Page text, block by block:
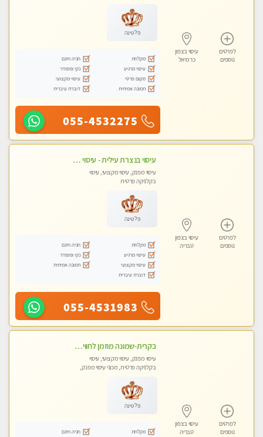
לפרטים
נוספים
עיסוי בצפון
כרמיאל
פלטינה
מקלחת
חניה חינם
עיסוי מרגיע
נקי ומסודר
מקום פרטי
עיסוי מקצועי
תמונה אמיתית
דוברת עיברית
055-4532275
לפרטים
נוספים
עיסוי בצפון
טבריה
עיסוי בנצרת עילית - עיסוי מפנק מרגיע ושקט במקום מדהים עיסוי מושקע מאוד
עיסוי מפנק, עיסוי מקצועי, עיסוי
בקלניקה פרטית
פלטינה
מקלחת
חניה חינם
עיסוי מרגיע
נקי ומסודר
עיסוי מקצועי
תמונה אמיתית
דוברת עיברית
055-4531983
לפרטים
נוספים
עיסוי בצפון
טבריה
בקרית-שמונה מוזמן לחוויה בלתי נשכחת מעסה איכותית מקצועית ומפנקת- ללא מין !!
עיסוי מפנק, עיסוי מקצועי, עיסוי
בקלניקה פרטית, מכוני עיסוי מפנק,
פלטינה
מקלחת
חניה חינם